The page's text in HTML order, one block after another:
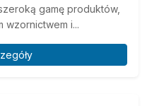
gamę produktów,
i...